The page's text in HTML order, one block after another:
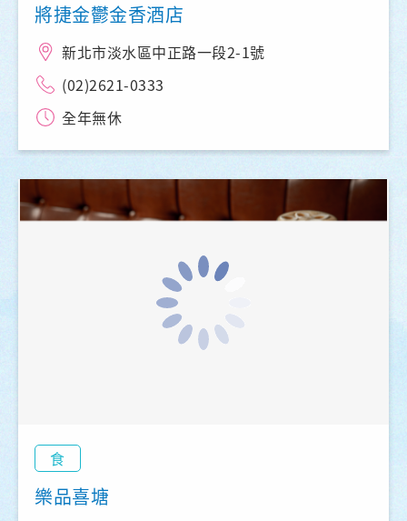
將捷金鬱金香酒店
新北市淡水區中正路一段2-1號
(02)2621-0333
全年無休
食
樂品喜塘